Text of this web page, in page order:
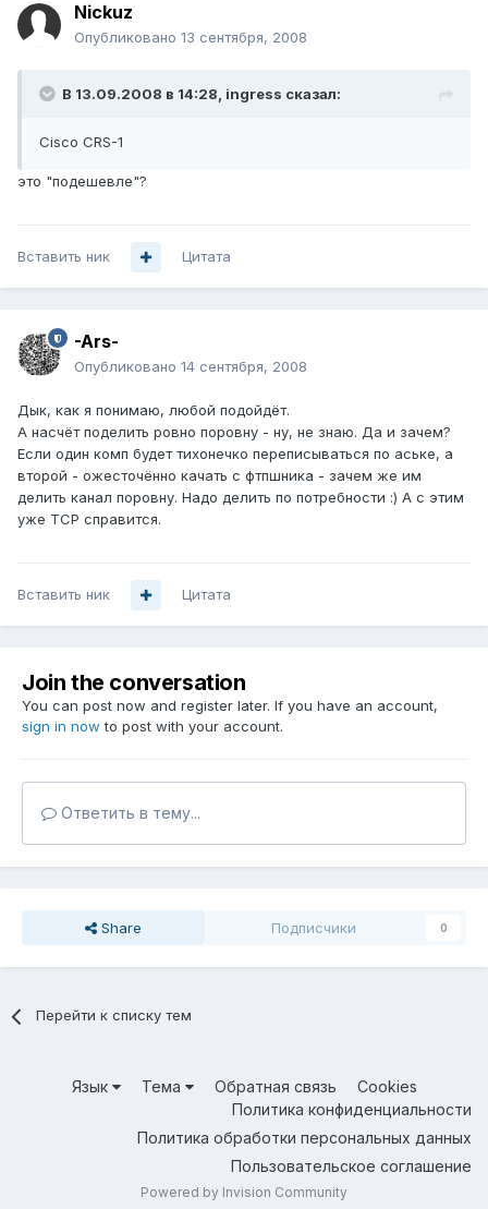
Nickuz
Опубликовано 13 сентября, 2008
В 13.09.2008 в 14:28, ingress сказал:
Cisco CRS-1
это "подешевле"?
Вставить ник Цитата
-Ars-
Опубликовано 14 сентября, 2008
Дык, как я понимаю, любой подойдёт.
А насчёт поделить ровно поровну - ну, не знаю. Да и зачем?
Если один комп будет тихонечко переписываться по аське, а
второй - ожесточённо качать с фтпшника - зачем же им
делить канал поровну. Надо делить по потребности :) А с этим
уже TCP справится.
Вставить ник Цитата
Join the conversation
You can post now and register later. If you have an account,
sign in now to post with your account.
Ответить в тему...
Share Подписчики 0
Перейти к списку тем
Язык Тема Обратная связь
Cookies
Политика конфиденциальности
Политика обработки персональных данных
Пользовательское соглашение
Powered by Invision Community